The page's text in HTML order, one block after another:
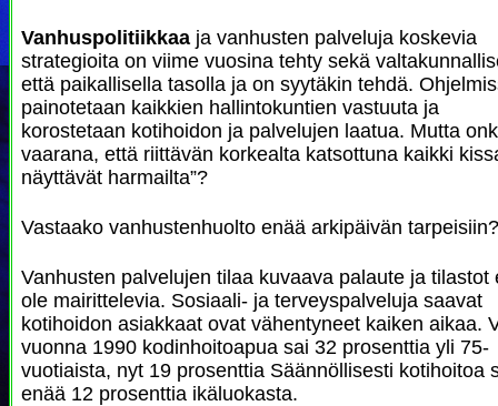
Vanhuspolitiikkaa ja vanhusten palveluja koskevia
strategioita on viime vuosina tehty sekä
että paikallisella tasolla ja on syytäkin tehdä.
painotetaan kaikkien hallintokuntien vastuuta ja
korostetaan kotihoidon ja palvelujen laatua. Mutta
vaarana, että riittävän korkealta katsottuna kaikki
näyttävät harmailta”?
Vastaako vanhustenhuolto enää arkipäivän tarpeisiin?
Vanhusten palvelujen tilaa kuvaava palaute ja tilastot
ole mairittelevia. Sosiaali- ja terveyspalveluja saavat
kotihoidon asiakkaat ovat vähentyneet kaiken aikaa.
vuonna 1990 kodinhoitoapua sai 32 prosenttia yli 75-
vuotiaista, nyt 19 prosenttia Säännöllisesti kotihoitoa
enää 12 prosenttia ikäluokasta.